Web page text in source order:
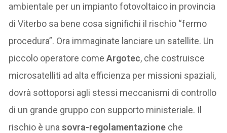
ambientale per un impianto fotovoltaico in provincia
di Viterbo sa bene cosa significhi il rischio “fermo
procedura”. Ora immaginate lanciare un satellite. Un
piccolo operatore comeArgotec, che costruisce
microsatelliti ad alta efficienza per missioni spaziali,
dovrà sottoporsi agli stessi meccanismi di controllo
di un grande gruppo con supporto ministeriale. Il
rischio è unasovra-regolamentazione che